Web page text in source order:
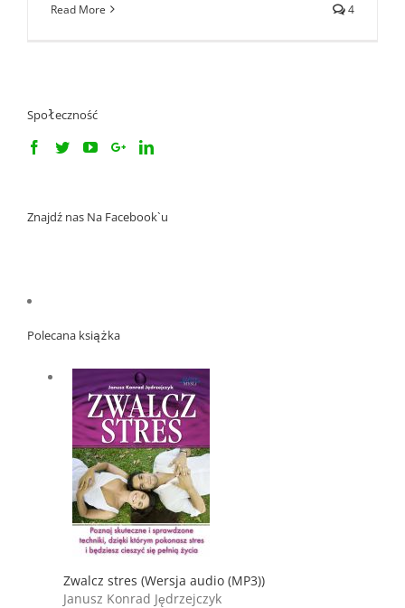
Read More 4
Społeczność
Znajdź nas Na Facebook`u
Polecana książka
Zwalcz stres (Wersja audio (MP3))
Janusz Konrad Jędrzejczyk